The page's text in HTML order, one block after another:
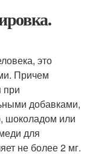
это
Причем
при
добавками,
шоколадом или
для
не более 2 мг.